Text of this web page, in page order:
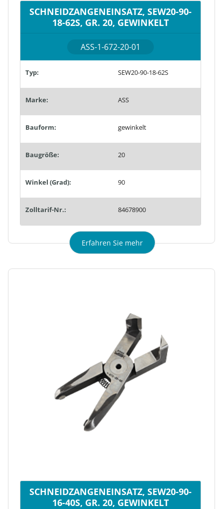
SCHNEIDZANGENEINSATZ, SEW20-90-
18-62S, GR. 20, GEWINKELT
ASS-1-672-20-01
Typ: SEW20-90-18-62S
Marke: ASS
Bauform: gewinkelt
Baugröße: 20
Winkel (Grad): 90
Zolltarif-Nr.: 84678900
Erfahren Sie mehr
SCHNEIDZANGENEINSATZ, SEW20-90-
16-40S, GR. 20, GEWINKELT